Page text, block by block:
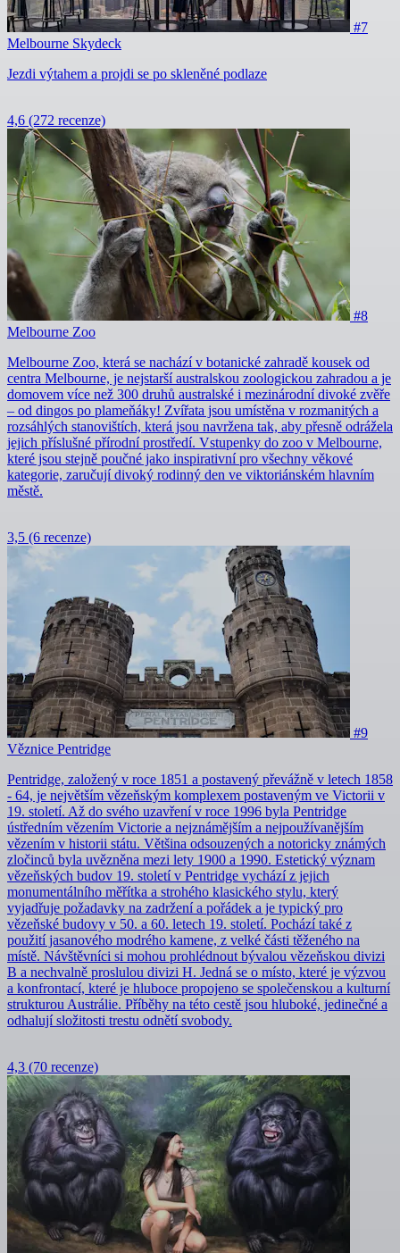
#7
Melbourne Skydeck
Jezdi výtahem a projdi se po skleněné podlaze
4,6 (272 recenze)
#8
Melbourne Zoo
Melbourne Zoo, která se nachází v botanické zahradě kousek od
centra Melbourne, je nejstarší australskou zoologickou zahradou a je
domovem více než 300 druhů australské i mezinárodní divoké zvěře
– od dingos po plameňáky! Zvířata jsou umístěna v rozmanitých a
rozsáhlých stanovištích, která jsou navržena tak, aby přesně odrážela
jejich příslušné přírodní prostředí. Vstupenky do zoo v Melbourne,
které jsou stejně poučné jako inspirativní pro všechny věkové
kategorie, zaručují divoký rodinný den ve viktoriánském hlavním
městě.
3,5 (6 recenze)
#9
Věznice Pentridge
Pentridge, založený v roce 1851 a postavený převážně v letech 1858
- 64, je největším vězeňským komplexem postaveným ve Victorii v
19. století. Až do svého uzavření v roce 1996 byla Pentridge
ústředním vězením Victorie a nejznámějším a nejpoužívanějším
vězením v historii státu. Většina odsouzených a notoricky známých
zločinců byla uvězněna mezi lety 1900 a 1990. Estetický význam
vězeňských budov 19. století v Pentridge vychází z jejich
monumentálního měřítka a strohého klasického stylu, který
vyjadřuje požadavky na zadržení a pořádek a je typický pro
vězeňské budovy v 50. a 60. letech 19. století. Pochází také z
použití jasanového modrého kamene, z velké části těženého na
místě. Návštěvníci si mohou prohlédnout bývalou vězeňskou divizi
B a nechvalně proslulou divizi H. Jedná se o místo, které je výzvou
a konfrontací, které je hluboce propojeno se společenskou a kulturní
strukturou Austrálie. Příběhy na této cestě jsou hluboké, jedinečné a
odhalují složitosti trestu odnětí svobody.
4,3 (70 recenze)